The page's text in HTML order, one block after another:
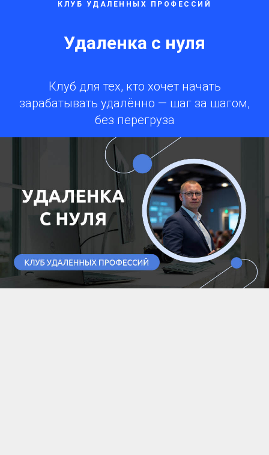
КЛУБ УДАЛЕННЫХ ПРОФЕССИЙ
Удаленка с нуля
Клуб для тех, кто хочет начать
зарабатывать удалённо — шаг за шагом,
без перегруза